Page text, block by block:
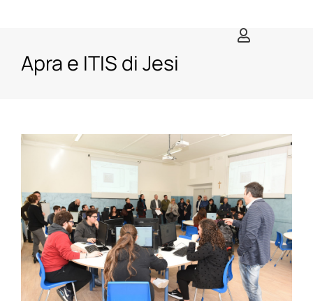
contenuto
Apra e ITIS di Jesi
Ingrandisci